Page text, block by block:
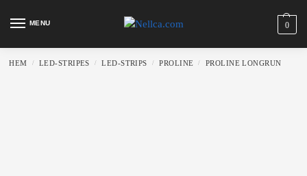
MENU 0
HEM / LED-STRIPES / LED-STRIPS / PROLINE / PROLINE LONGRUN